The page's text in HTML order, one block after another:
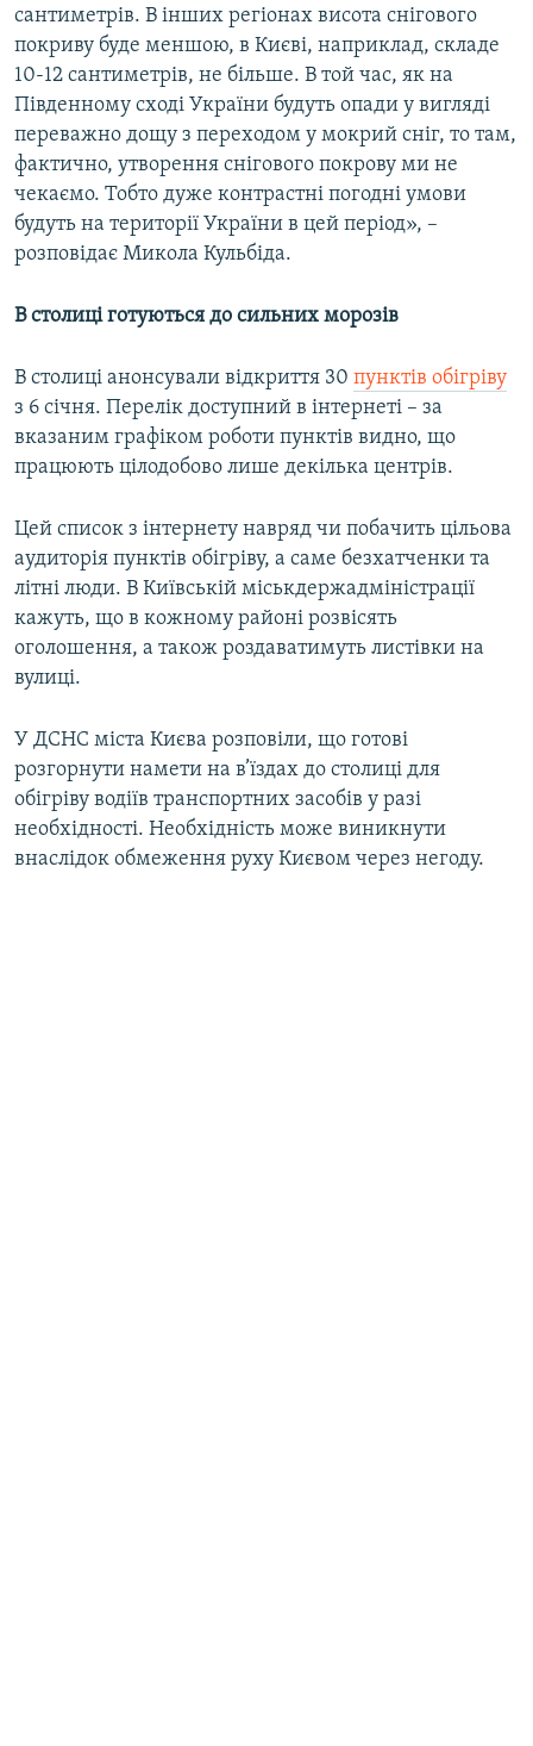
сантиметрів. В інших регіонах висота снігового
покриву буде меншою, в Києві, наприклад, складе
10-12 сантиметрів, не більше. В той час, як на
Південному сході України будуть опади у вигляді
переважно дощу з переходом у мокрий сніг, то там,
фактично, утворення снігового покрову ми не
чекаємо. Тобто дуже контрастні погодні умови
будуть на території України в цей період», –
розповідає Микола Кульбіда.
В столиці готуються до сильних морозів
В столиці анонсували відкриття 30 пунктів обігріву
з 6 січня. Перелік доступний в інтернеті – за
вказаним графіком роботи пунктів видно, що
працюють цілодобово лише декілька центрів.
Цей список з інтернету навряд чи побачить цільова
аудиторія пунктів обігріву, а саме безхатченки та
літні люди. В Київській міськдержадміністрації
кажуть, що в кожному районі розвісять
оголошення, а також роздаватимуть листівки на
вулиці.
У ДСНС міста Києва розповіли, що готові
розгорнути намети на в’їздах до столиці для
обігріву водіїв транспортних засобів у разі
необхідності. Необхідність може виникнути
внаслідок обмеження руху Києвом через негоду.